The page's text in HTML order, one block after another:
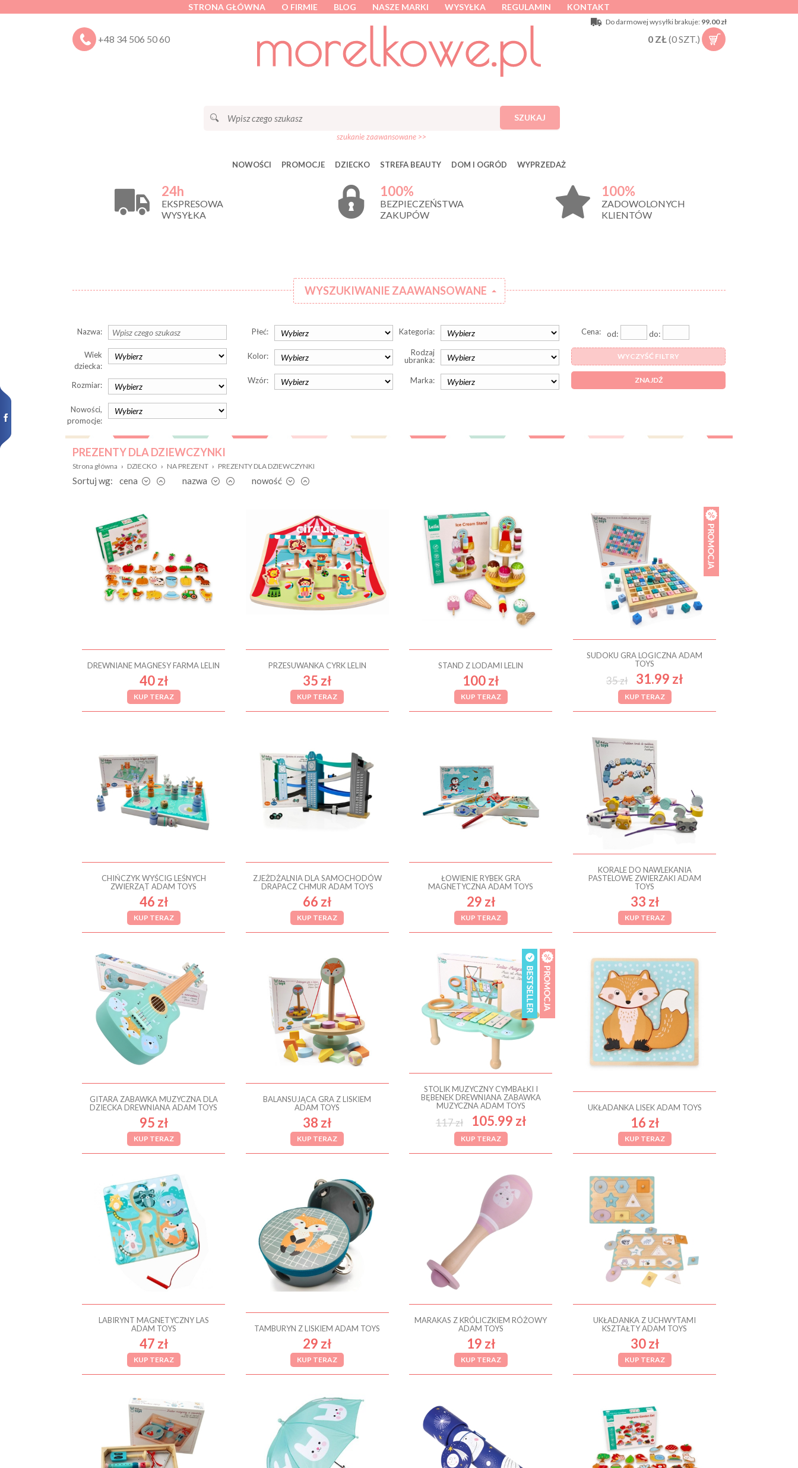
STRONA GŁÓWNA O FIRMIE BLOG NASZE MARKI WYSYŁKA REGULAMIN KONTAKT
+48 34 506 50 60
Do darmowej wysyłki brakuje: 99.00 zł
0 ZŁ(0SZT.)
SZUKAJ
szukanie zaawansowane >>
NOWOŚCI PROMOCJE DZIECKO STREFA BEAUTY DOM I OGRÓD WYPRZEDAŻ
24h
EKSPRESOWA
WYSYŁKA
100%
BEZPIECZEŃSTWA
ZAKUPÓW
100%
ZADOWOLONYCH
KLIENTÓW
WYSZUKIWANIE ZAAWANSOWANE
Nazwa:
Wiek
dziecka:
Rozmiar:
Nowości,
promocje:
Płeć:
Kolor:
Wzór:
Kategoria:
Rodzaj
ubranka:
Marka:
Cena: od: do:
WYCZYŚĆ FILTRY
ZNAJDŹ
PREZENTY DLA DZIEWCZYNKI
Strona główna › DZIECKO › NA PREZENT › PREZENTY DLA DZIEWCZYNKI
Sortuj wg: cena nazwa nowość
DREWNIANE MAGNESY FARMA LELIN
40 zł
KUP TERAZ
PRZESUWANKA CYRK LELIN
35 zł
KUP TERAZ
STAND Z LODAMI LELIN
100 zł
KUP TERAZ
SUDOKU GRA LOGICZNA ADAM
TOYS
35 zł 31.99 zł
KUP TERAZ
CHIŃCZYK WYŚCIG LEŚNYCH
ZWIERZĄT ADAM TOYS
46 zł
KUP TERAZ
ZJEŻDŻALNIA DLA SAMOCHODÓW
DRAPACZ CHMUR ADAM TOYS
66 zł
KUP TERAZ
ŁOWIENIE RYBEK GRA
MAGNETYCZNA ADAM TOYS
29 zł
KUP TERAZ
KORALE DO NAWLEKANIA
PASTELOWE ZWIERZAKI ADAM
TOYS
33 zł
KUP TERAZ
GITARA ZABAWKA MUZYCZNA DLA
DZIECKA DREWNIANA ADAM TOYS
95 zł
KUP TERAZ
BALANSUJĄCA GRA Z LISKIEM
ADAM TOYS
38 zł
KUP TERAZ
STOLIK MUZYCZNY CYMBAŁKI I
BĘBENEK DREWNIANA ZABAWKA
MUZYCZNA ADAM TOYS
117 zł 105.99 zł
KUP TERAZ
UKŁADANKA LISEK ADAM TOYS
16 zł
KUP TERAZ
LABIRYNT MAGNETYCZNY LAS
ADAM TOYS
47 zł
KUP TERAZ
TAMBURYN Z LISKIEM ADAM TOYS
29 zł
KUP TERAZ
MARAKAS Z KRÓLICZKIEM RÓŻOWY
ADAM TOYS
19 zł
KUP TERAZ
UKŁADANKA Z UCHWYTAMI
KSZTAŁTY ADAM TOYS
30 zł
KUP TERAZ